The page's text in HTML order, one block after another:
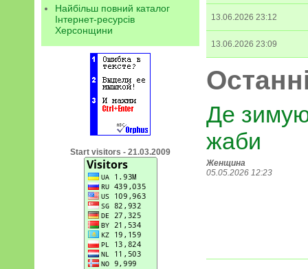
Найбільш повний каталог
Інтернет-ресурсів
Херсонщини
Start visitors - 21.03.2009
13.06.2026 23:12
13.06.2026 23:09
Де
жаби
Женщина
05.05.2026 12:23